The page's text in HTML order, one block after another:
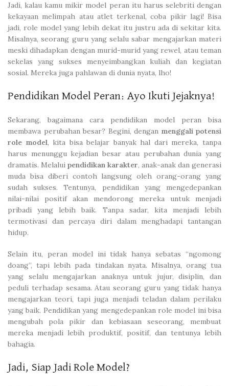
Jadi, kalau kamu mikir model peran itu harus selebriti dengan
kekayaan melimpah atau atlet terkenal, coba pikir lagi! Bisa
jadi, role model yang lebih dekat itu justru ada di sekitar kita.
Misalnya, seorang guru yang selalu sabar mengajarkan materi
meski dihadapkan dengan murid-murid yang rewel, atau teman
sekelas yang sukses menyeimbangkan kuliah dan kegiatan
sosial. Mereka juga pahlawan di dunia nyata, lho!
Pendidikan Model Peran: Ayo Ikuti Jejaknya!
Sekarang, bagaimana cara pendidikan model peran bisa
membawa perubahan besar? Begini, dengan menggali potensi
role model, kita bisa belajar banyak hal dari mereka, tanpa
harus menunggu kejadian besar atau perubahan dunia yang
dramatis. Melalui pendidikan karakter, anak-anak dan generasi
muda bisa diberi contoh langsung oleh orang-orang yang
sudah sukses. Tentunya, pendidikan yang mengedepankan
nilai-nilai positif akan mendorong mereka untuk menjadi
pribadi yang lebih baik. Tanpa sadar, kita menjadi lebih
termotivasi dan percaya diri dalam menghadapi tantangan
hidup.
Selain itu, peran model ini tidak hanya sebatas “ngomong
doang”, tapi lebih pada tindakan nyata. Misalnya, orang tua
yang selalu mengajarkan anaknya untuk jujur, disiplin, dan
peduli terhadap sesama. Atau seorang guru yang tidak hanya
mengajarkan teori, tapi juga menjadi teladan dalam perilaku
yang baik. Pendidikan yang mengedepankan role model ini bisa
mengubah pola pikir dan kebiasaan seseorang, membuat
mereka menjadi lebih produktif, positif, dan tentunya lebih
bahagia.
Jadi, Siap Jadi Role Model?